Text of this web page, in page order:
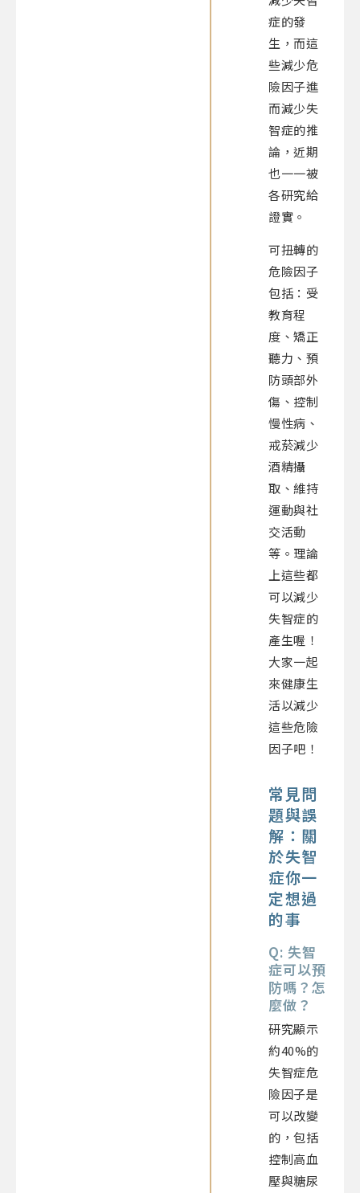
症的發
生，而這
些減少危
險因子進
而減少失
智症的推
論，近期
也一一被
各研究給
證實。
可扭轉的
危險因子
包括：受
教育程
度、矯正
聽力、預
防頭部外
傷、控制
慢性病、
戒菸減少
酒精攝
取、維持
運動與社
交活動
等。理論
上這些都
可以減少
失智症的
產生喔！
大家一起
來健康生
活以減少
這些危險
因子吧！
常見問
題與誤
解：關
於失智
症你一
定想過
的事
Q: 失智
症可以預
防嗎？怎
麼做？
研究顯示
約40%的
失智症危
險因子是
可以改變
的，包括
控制高血
壓與糖尿